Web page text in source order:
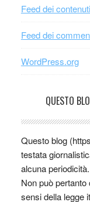
Feed dei contenuti
Feed dei
WordPress.org
QUESTO
Questo blog
testata
alcuna periodicità.
Non può
sensi della legge